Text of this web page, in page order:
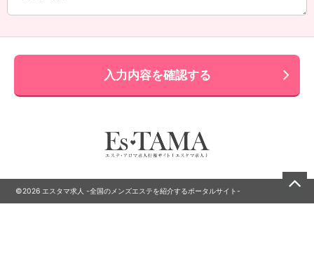
入力内容を確認する
©2026 エスタマ求人 -全国のメンズエステを紹介するポータルサイト-